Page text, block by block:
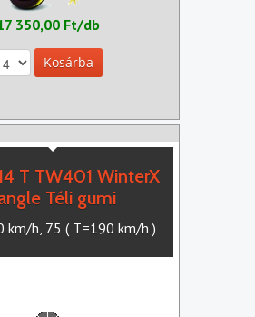
350,00 Ft/db
T TW401 WinterX
Téli gumi
km/h, 75 ( T=190 km/h )